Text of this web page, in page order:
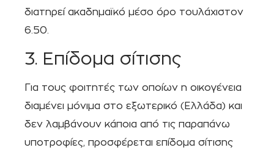
διατηρεί ακαδημαϊκό μέσο όρο τουλάχιστον
6.50.
3. Επίδομα σίτισης
Για τους φοιτητές των οποίων η οικογένεια
διαμένει μόνιμα στο εξωτερικό (Ελλάδα) και
δεν λαμβάνουν κάποια από τις παραπάνω
υποτροφίες, προσφέρεται επίδομα σίτισης